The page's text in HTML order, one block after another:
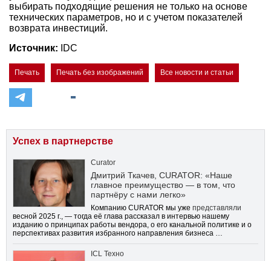
выбирать подходящие решения не только на основе
технических параметров, но и с учетом показателей
возврата инвестиций.
Источник:
IDC
Печать Печать без изображений Все новости и статьи
Успех в партнерстве
Curator
Дмитрий Ткачев, CURATOR: «Наше
главное преимущество — в том, что
партнёру с нами легко»
Компанию CURATOR мы уже представляли
весной 2025 г., — тогда её глава рассказал в интервью нашему
изданию о принципах работы вендора, о его канальной политике и о
перспективах развития избранного направления бизнеса …
ICL Техно